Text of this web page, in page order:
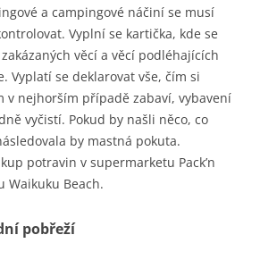
a campingové náčiní se musí
Vyplní se kartička, kde se
věcí a věcí podléhajících
Vyplatí se deklarovat vše, čím si
v nejhorším případě zabaví, vybavení
vyčistí. Pokud by našli něco, co
by mastná pokuta.
potravin v supermarketu Pack’n
Waikuku Beach.
pobřeží